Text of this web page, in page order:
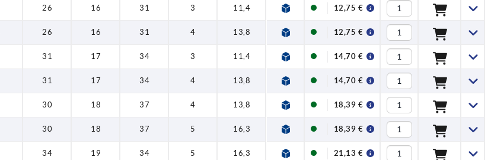
26 16 31 3 11,4 12,75 €
26 16 31 4 13,8 12,75 €
31 17 34 3 11,4 14,70 €
31 17 34 4 13,8 14,70 €
30 18 37 4 13,8 18,39 €
30 18 37 5 16,3 18,39 €
34 19 34 5 16,3 21,13 €